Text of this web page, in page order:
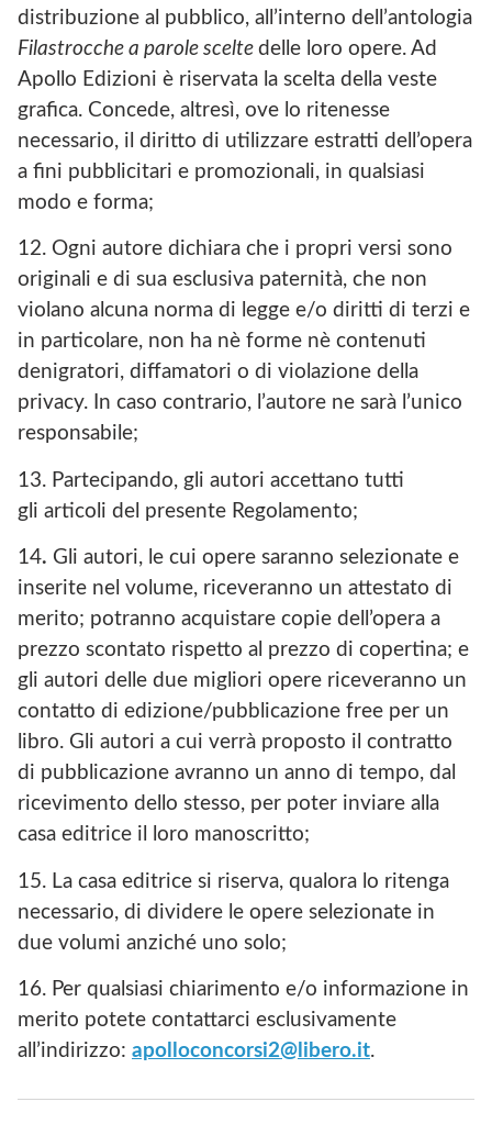
distribuzione al pubblico, all’interno dell’antologia
Filastrocche a parole scelte delle loro opere. Ad
Apollo Edizioni è riservata la scelta della veste
grafica. Concede, altresì, ove lo ritenesse
necessario, il diritto di utilizzare estratti dell’opera
a fini pubblicitari e promozionali, in qualsiasi
modo e forma;
12. Ogni autore dichiara che i propri versi sono
originali e di sua esclusiva paternità, che non
violano alcuna norma di legge e/o diritti di terzi e
in particolare, non ha nè forme nè contenuti
denigratori, diffamatori o di violazione della
privacy. In caso contrario, l’autore ne sarà l’unico
responsabile;
13. Partecipando, gli autori accettano tutti
gli articoli del presente Regolamento;
14. Gli autori, le cui opere saranno selezionate e
inserite nel volume, riceveranno un attestato di
merito; potranno acquistare copie dell’opera a
prezzo scontato rispetto al prezzo di copertina; e
gli autori delle due migliori opere riceveranno un
contatto di edizione/pubblicazione free per un
libro. Gli autori a cui verrà proposto il contratto
di pubblicazione avranno un anno di tempo, dal
ricevimento dello stesso, per poter inviare alla
casa editrice il loro manoscritto;
15. La casa editrice si riserva, qualora lo ritenga
necessario, di dividere le opere selezionate in
due volumi anziché uno solo;
16. Per qualsiasi chiarimento e/o informazione in
merito potete contattarci esclusivamente
all’indirizzo: apolloconcorsi2@libero.it.